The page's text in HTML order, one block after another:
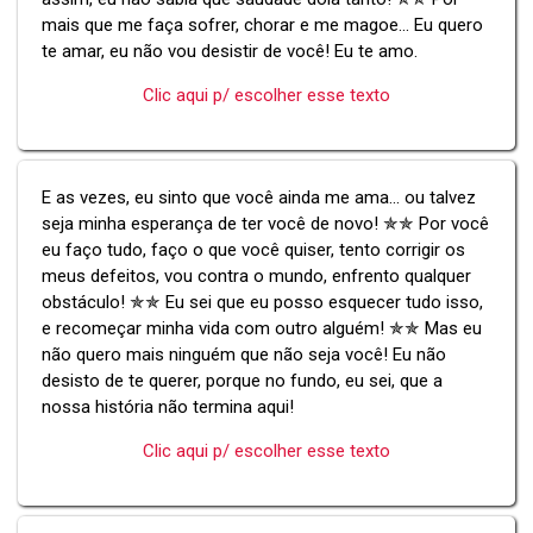
mais que me faça sofrer, chorar e me magoe... Eu quero
te amar, eu não vou desistir de você! Eu te amo.
Clic aqui p/ escolher esse texto
E as vezes, eu sinto que você ainda me ama... ou talvez
seja minha esperança de ter você de novo! ✯✯ Por você
eu faço tudo, faço o que você quiser, tento corrigir os
meus defeitos, vou contra o mundo, enfrento qualquer
obstáculo! ✯✯ Eu sei que eu posso esquecer tudo isso,
e recomeçar minha vida com outro alguém! ✯✯ Mas eu
não quero mais ninguém que não seja você! Eu não
desisto de te querer, porque no fundo, eu sei, que a
nossa história não termina aqui!
Clic aqui p/ escolher esse texto